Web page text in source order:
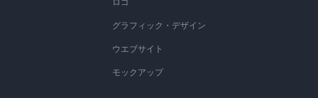
グラフィック・デザイン
ウエブサイト
モックアップ